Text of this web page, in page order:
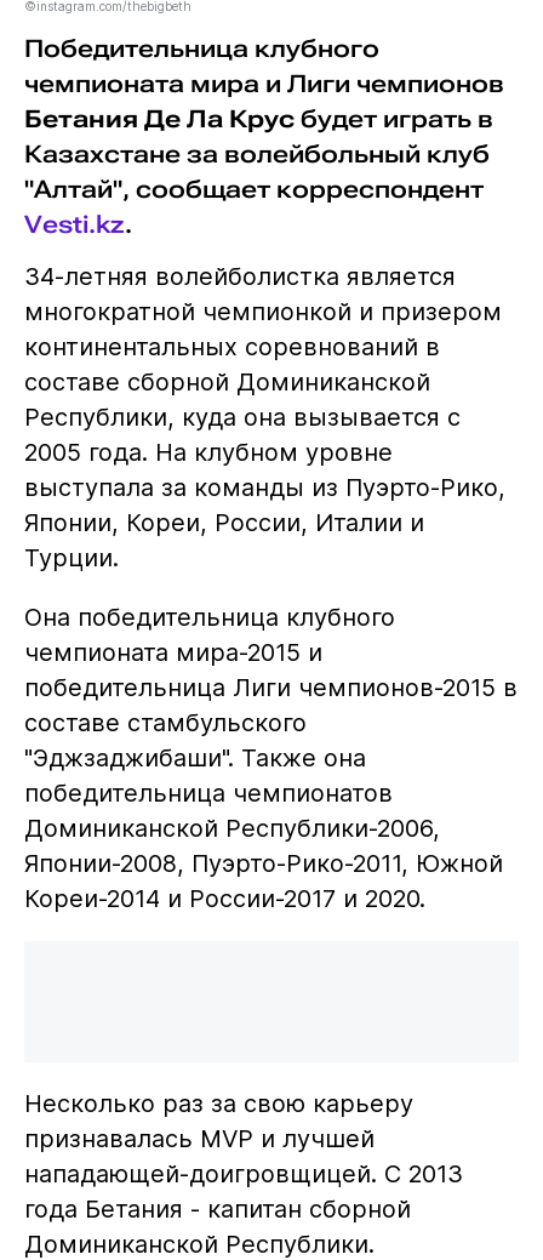
©instagram.com/thebigbeth
Победительница клубного
чемпионата мира и Лиги чемпионов
Бетания Де Ла Крусбудет играть в
Казахстане за волейбольный клуб
"Алтай", сообщает корреспондент
Vesti.kz.
34-летняя волейболистка является
многократной чемпионкой и призером
континентальных соревнований в
составе сборной Доминиканской
Республики, куда она вызывается с
2005 года. На клубном уровне
выступала за команды из Пуэрто-Рико,
Японии, Кореи, России, Италии и
Турции.
Она победительница клубного
чемпионата мира-2015 и
победительница Лиги чемпионов-2015 в
составе стамбульского
"Эджзаджибаши". Также она
победительница чемпионатов
Доминиканской Республики-2006,
Японии-2008, Пуэрто-Рико-2011, Южной
Кореи-2014 и России-2017 и 2020.
Несколько раз за свою карьеру
признавалась MVP и лучшей
нападающей-доигровщицей. С 2013
года Бетания - капитан сборной
Доминиканской Республики.